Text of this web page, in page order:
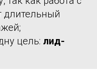
длительный
цель: лид-